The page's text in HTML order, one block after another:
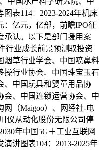
表114：2023-2024年机床
：亿元，亿部，前瞻IPO征
承认。以下是部门援用案
行业成长前景预测取投资
烟草行业学会、中国喷鼻料
操行业协会、中国珠宝玉石
、中国玩具和婴童用品协
会、中国连锁运营协会、中
网（Maigoo）、网经社-电
仪从动化股份无限公司停
年中国5G＋工业互联网
讲图表104：2013-2025年